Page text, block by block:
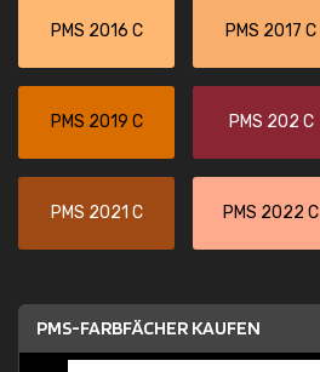
PMS 2016 C PMS 2017 C
PMS 2019 C PMS 202 C
PMS 2021 C PMS 2022 C
PMS-FARBFÄCHER KAUFEN